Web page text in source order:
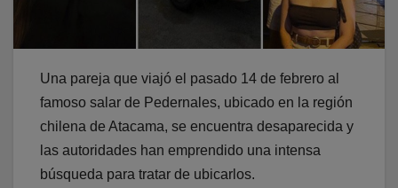
Una pareja que viajó el pasado 14 de febrero al
famoso salar de Pedernales, ubicado en la región
chilena de Atacama, se encuentra desaparecida y
las autoridades han emprendido una intensa
búsqueda para tratar de ubicarlos.